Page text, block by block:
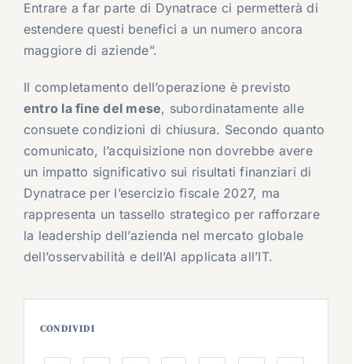
Entrare a far parte di Dynatrace ci permetterà di
estendere questi benefici a un numero ancora
maggiore di aziende”.
Il completamento dell’operazione è previsto
entro la fine del mese, subordinatamente alle
consuete condizioni di chiusura. Secondo quanto
comunicato, l’acquisizione non dovrebbe avere
un impatto significativo sui risultati finanziari di
Dynatrace per l’esercizio fiscale 2027, ma
rappresenta un tassello strategico per rafforzare
la leadership dell’azienda nel mercato globale
dell’osservabilità e dell’AI applicata all’IT.
CONDIVIDI